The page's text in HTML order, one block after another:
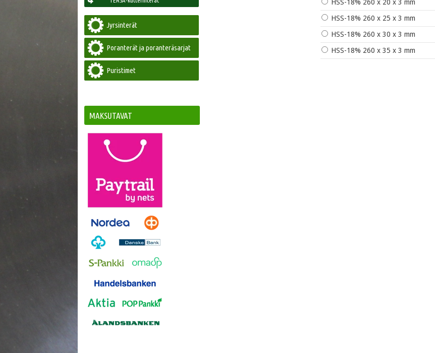
HSS-18% 260 x 20 x 3 mm
HSS-18% 260 x 25 x 3 mm
HSS-18% 260 x 30 x 3 mm
HSS-18% 260 x 35 x 3 mm
Jyrsinterät
Poranterät ja poranteräsarjat
Puristimet
MAKSUTAVAT